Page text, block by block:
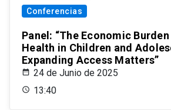
Conferencias
Panel: “The Economic
Health in Children and
Expanding Access Matters”
24 de Junio de 2025
13:40